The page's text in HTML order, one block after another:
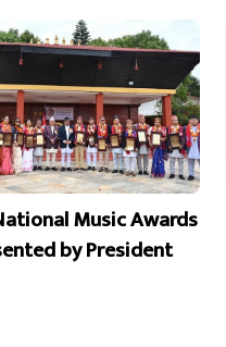
Music Awards
by President